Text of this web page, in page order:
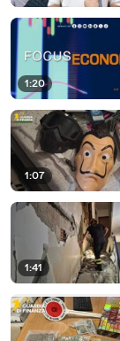
1:20
1:07
1:41